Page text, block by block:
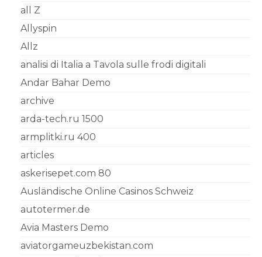
all Z
Allyspin
Allz
analisi di Italia a Tavola sulle frodi digitali
Andar Bahar Demo
archive
arda-tech.ru 1500
armplitki.ru 400
articles
askerisepet.com 80
Ausländische Online Casinos Schweiz
autotermer.de
Avia Masters Demo
aviatorgameuzbekistan.com